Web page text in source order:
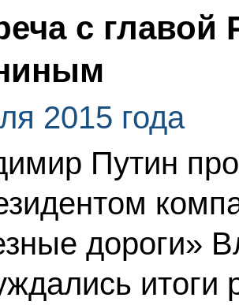
с
2015 года
Путин
дороги»
итоги